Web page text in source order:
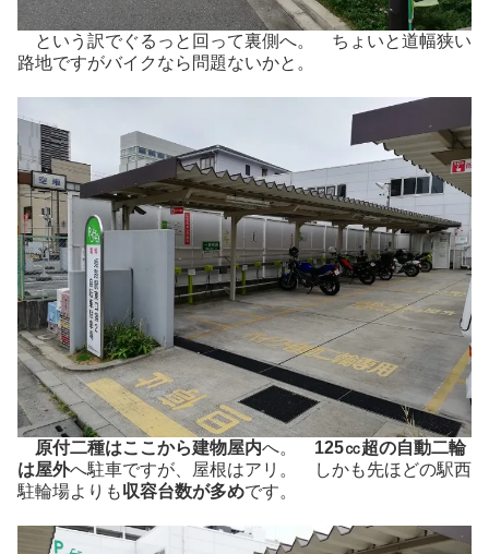
という訳でぐるっと回って裏側へ。 ちょいと道幅狭い
路地ですがバイクなら問題ないかと。
原付二種はここから建物屋内へ。 125㏄超の自動二輪
は屋外へ駐車ですが、屋根はアリ。 しかも先ほどの駅西
駐輪場よりも収容台数が多めです。